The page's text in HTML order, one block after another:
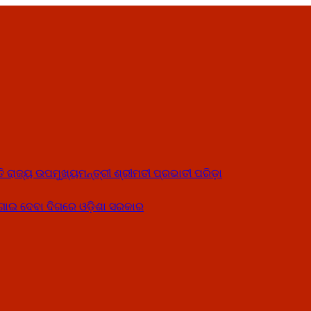
ଉପମୁଖ୍ୟମନ୍ତ୍ରୀ ଶ୍ରୀମତୀ ପ୍ରଭାତୀ ପରିଡ଼ା
ଦେବା ଦିଗରେ ଓଡ଼ିଶା ସରକାର